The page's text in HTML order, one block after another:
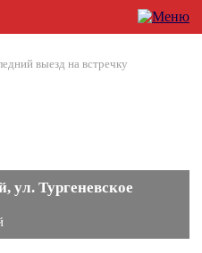
выезд на встречку
ул. Тургеневское